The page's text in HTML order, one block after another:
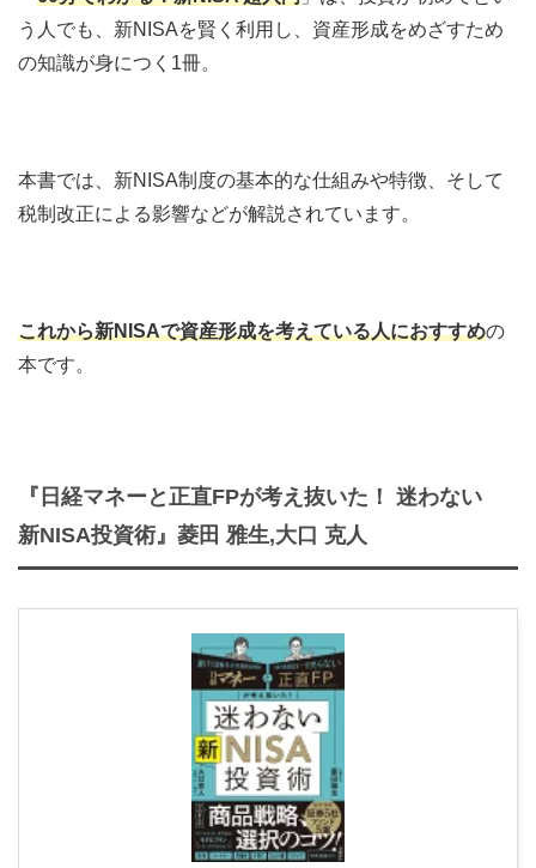
う人でも、新NISAを賢く利用し、資産形成をめざすため
の知識が身につく1冊。
本書では、新NISA制度の基本的な仕組みや特徴、そして
税制改正による影響などが解説されています。
これから新NISAで資産形成を考えている人におすすめの
本です。
『日経マネーと正直FPが考え抜いた！ 迷わない
新NISA投資術』菱田 雅生,大口 克人